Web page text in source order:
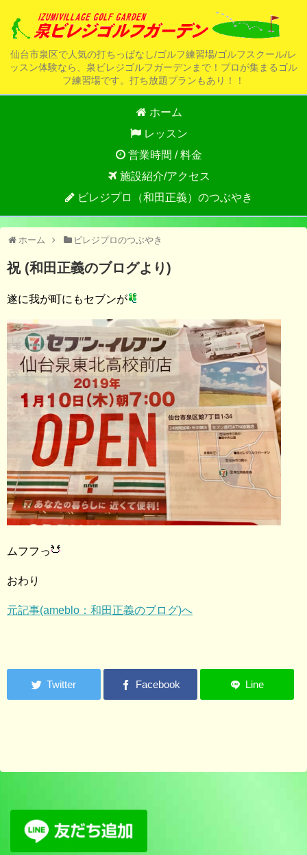
仙台市泉区で人気の打ちっぱなし/ゴルフ練習場/ゴルフスクール/レ
ッスン体験なら、泉ビレジゴルフガーデンまで！プロが集まるゴル
フ練習場です。打ち放題プランもあり！！
ホーム
レッスン
営業時間 / 料金
施設紹介/アクセス
ビレジプロ（和田正義）のつぶやき
ホーム ビレジプロのつぶやき
祝 (和田正義のブログより)
遂に我が町にもセブンが
ムフフっ
おわり
元記事(ameblo：和田正義のブログ)へ